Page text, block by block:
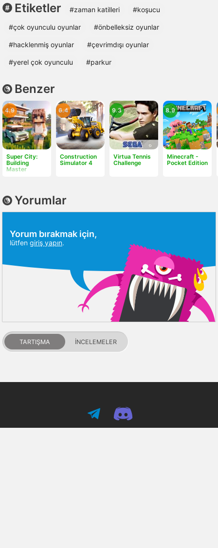
Etiketler #zaman katilleri #koşucu
#çok oyunculu oyunlar #önbelleksiz oyunlar
#hacklenmiş oyunlar #çevrimdışı oyunlar
#yerel çok oyunculu #parkur
Benzer
Super City:
Building
Master
4.9
Construction
Simulator 4
6.4
Virtua Tennis
Challenge
9.3
Minecraft -
Pocket Edition
8.9
Yorumlar
Yorum bırakmak için,
lütfen giriş yapın.
TARTIŞMA İNCELEMELER